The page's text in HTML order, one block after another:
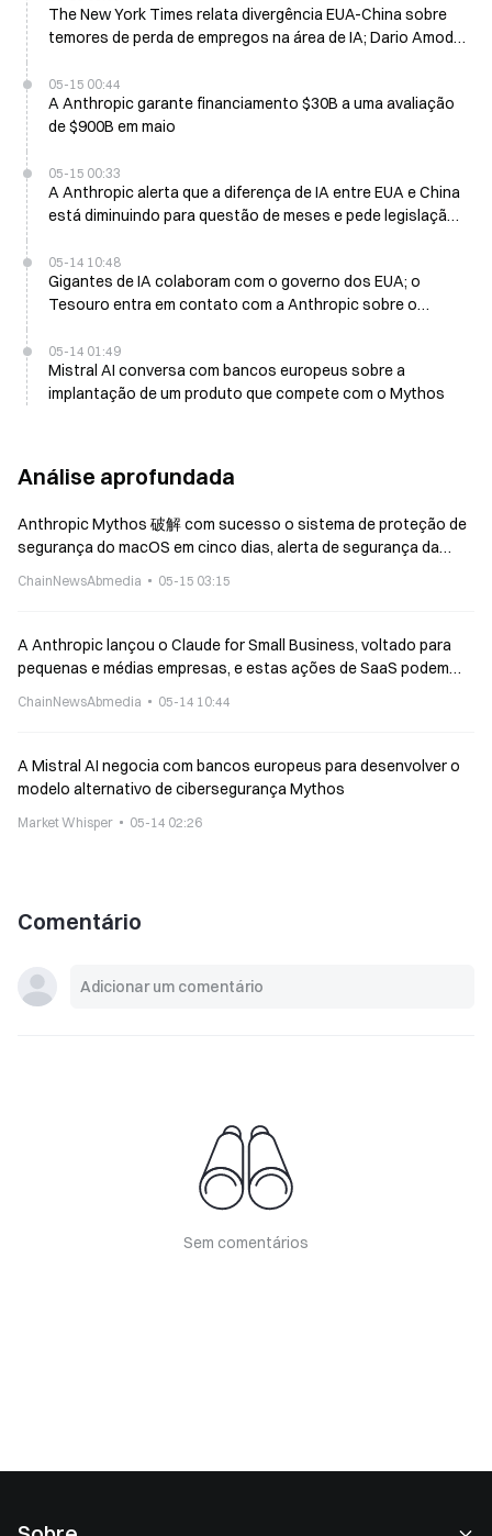
The New York Times relata divergência EUA-China sobre
temores de perda de empregos na área de IA; Dario Amodei
podem desaparecer até 2030
05-15 00:44
A Anthropic garante financiamento $30B a uma avaliação
de $900B em maio
05-15 00:33
A Anthropic alerta que a diferença de IA entre EUA e China
está diminuindo para questão de meses e pede legislação
05-14 10:48
Gigantes de IA colaboram com o governo dos EUA; o
Tesouro entra em contato com a Anthropic sobre o
05-14 01:49
Mistral AI conversa com bancos europeus sobre a
implantação de um produto que compete com o Mythos
Análise aprofundada
Anthropic Mythos 破解 com sucesso o sistema de proteção de
segurança do macOS em cinco dias, alerta de segurança da
ChainNewsAbmedia 05-15 03:15
A Anthropic lançou o Claude for Small Business, voltado para
pequenas e médias empresas, e estas ações de SaaS podem
ChainNewsAbmedia 05-14 10:44
A Mistral AI negocia com bancos europeus para desenvolver o
modelo alternativo de cibersegurança Mythos
Market Whisper 05-14 02:26
Comentário
Sem comentários